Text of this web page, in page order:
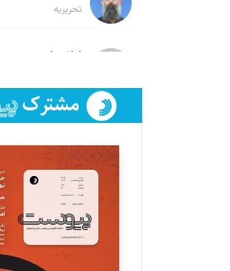
تحریریه
لیلا حنارود
فائزه فتحی رستمی
تحریریه
سروش کرمیان
تحریریه
مینا پاکدل